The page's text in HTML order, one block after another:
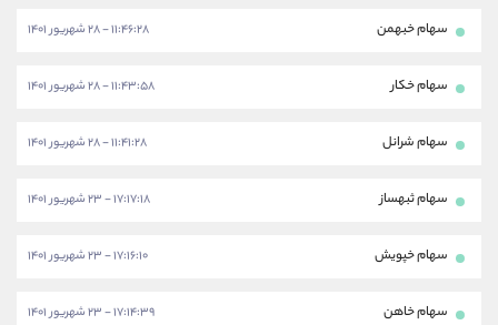
سهام خبهمن ۱۱:۴۶:۲۸ - ۲۸ شهریور ۱۴۰۱
سهام خکار ۱۱:۴۳:۵۸ - ۲۸ شهریور ۱۴۰۱
سهام شرانل ۱۱:۴۱:۲۸ - ۲۸ شهریور ۱۴۰۱
سهام ثبهساز ۱۷:۱۷:۱۸ - ۲۳ شهریور ۱۴۰۱
سهام خپویش ۱۷:۱۶:۱۰ - ۲۳ شهریور ۱۴۰۱
سهام خاهن ۱۷:۱۴:۳۹ - ۲۳ شهریور ۱۴۰۱